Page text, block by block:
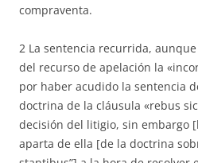
compraventa.
2 La sentencia recurrida,
del recurso de apelación la
por haber acudido la sentencia
doctrina de la cláusula «rebus
decisión del litigio, sin embargo
aparta de ella [de la doctrina